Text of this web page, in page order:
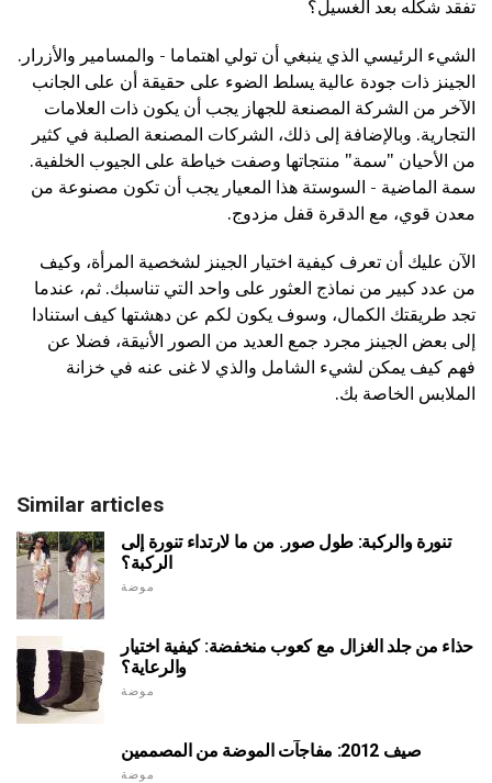
تفقد شكله بعد الغسيل؟
الشيء الرئيسي الذي ينبغي أن تولي اهتماما - والمسامير والأزرار.
الجينز ذات جودة عالية يسلط الضوء على حقيقة أن على الجانب
الآخر من الشركة المصنعة للجهاز يجب أن يكون ذات العلامات
التجارية. وبالإضافة إلى ذلك، الشركات المصنعة الصلبة في كثير
من الأحيان "سمة" منتجاتها وصفت خياطة على الجيوب الخلفية.
سمة الماضية - السوستة هذا المعيار يجب أن تكون مصنوعة من
معدن قوي، مع الدقرة قفل مزدوج.
الآن عليك أن تعرف كيفية اختيار الجينز لشخصية المرأة، وكيف
من عدد كبير من نماذج العثور على واحد التي تناسبك. ثم، عندما
تجد طريقتك الكمال، وسوف يكون لكم عن دهشتها كيف استنادا
إلى بعض الجينز مجرد جمع العديد من الصور الأنيقة، فضلا عن
فهم كيف يمكن لشيء الشامل والذي لا غنى عنه في خزانة
الملابس الخاصة بك.
Similar articles
تنورة والركبة: طول صور. من ما لارتداء تنورة إلى
الركبة؟
موضة
حذاء من جلد الغزال مع كعوب منخفضة: كيفية اختيار
والرعاية؟
موضة
صيف 2012: مفاجآت الموضة من المصممين
موضة